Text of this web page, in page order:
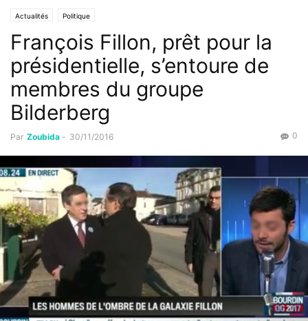
Actualités Politique
François Fillon, prêt pour la
présidentielle, s’entoure de
membres du groupe
Bilderberg
Par Zoubida - 30/11/2016 0